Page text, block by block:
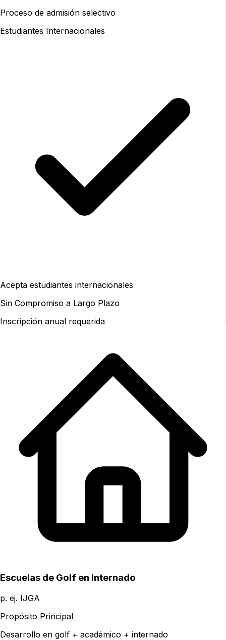
Proceso de admisión selectivo
Estudiantes Internacionales
Acepta estudiantes internacionales
Sin Compromiso a Largo Plazo
Inscripción anual requerida
Escuelas de Golf en Internado
p. ej. IJGA
Propósito Principal
Desarrollo en golf + académico + internado